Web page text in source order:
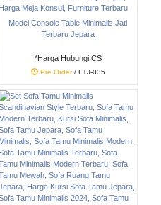
Model Console Table Minimalis Jati
Terbaru Jepara
*Harga Hubungi CS
Pre Order/ FTJ-035